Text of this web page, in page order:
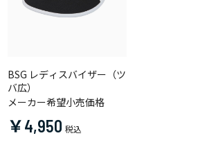
BSG レディスバイザー（ツ
バ広）
メーカー希望小売価格
￥4,950